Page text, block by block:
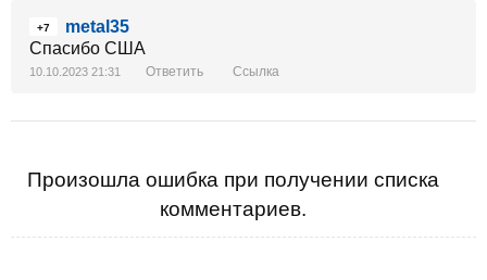
+7
metal35
Спасибо США
10.10.2023 21:31 Ответить Ссылка
Произошла ошибка при получении списка
комментариев.